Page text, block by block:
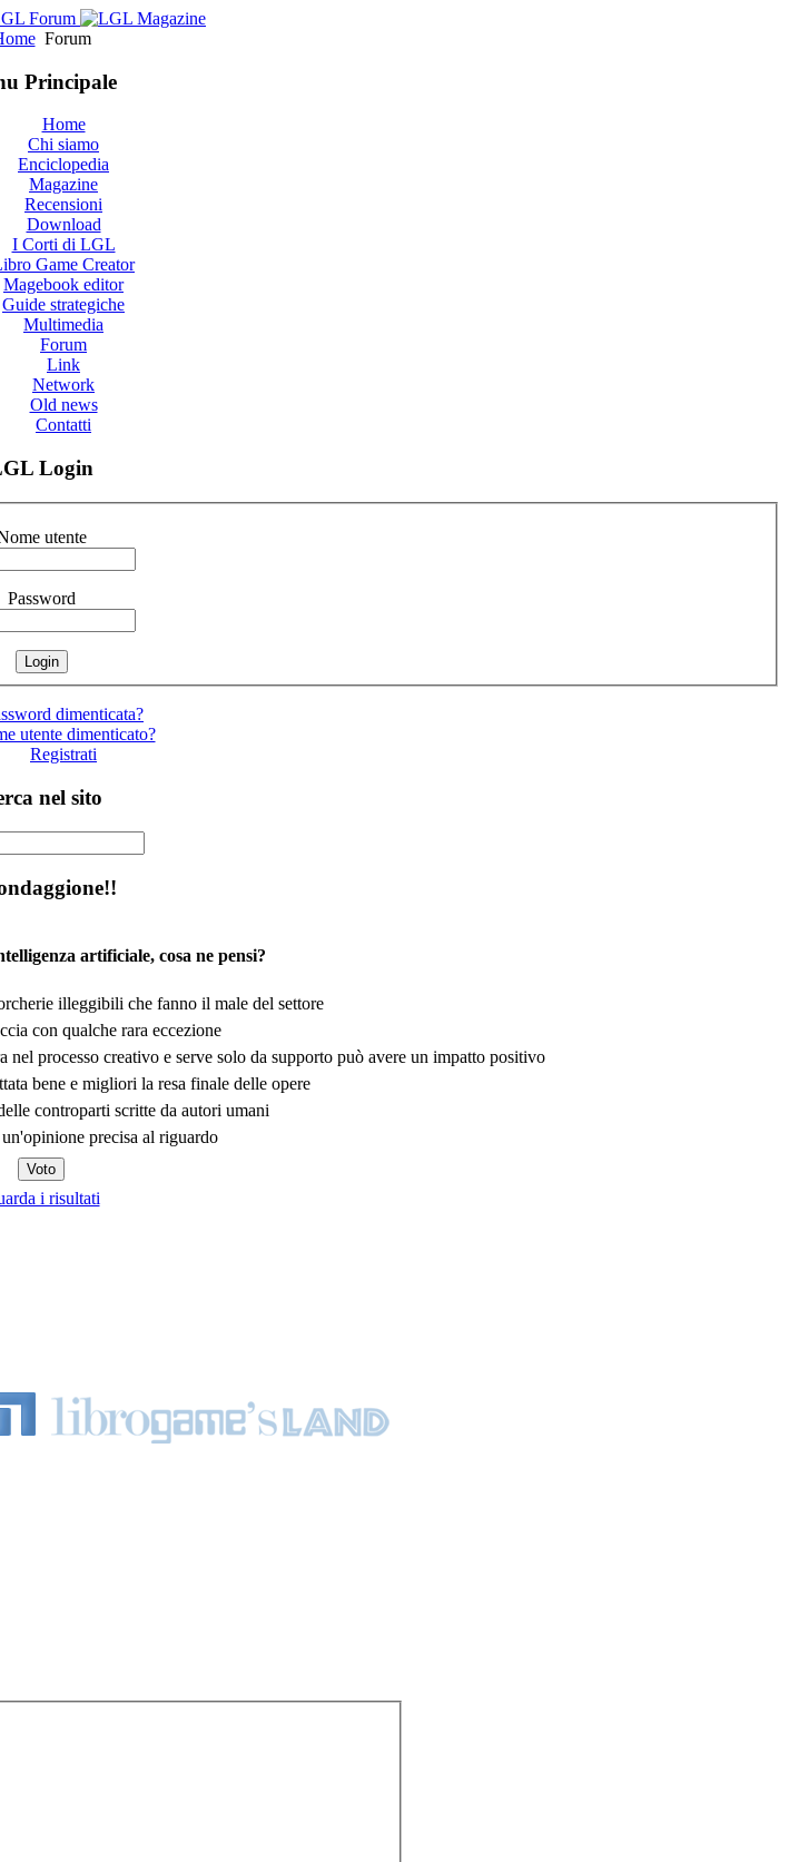
Forum
Principale
Home
Chi siamo
Enciclopedia
Magazine
Recensioni
Download
I Corti di LGL
Game Creator
Magebook editor
Guide strategiche
Multimedia
Forum
Link
Network
Old news
Contatti
Login
utente
Password
dimenticata?
utente dimenticato?
Registrati
nel sito
artificiale, cosa ne pensi?
illeggibili che fanno il male del settore
con qualche rara eccezione
processo creativo e serve solo da supporto può avere un impatto positivo
bene e migliori la resa finale delle opere
controparti scritte da autori umani
precisa al riguardo
i risultati